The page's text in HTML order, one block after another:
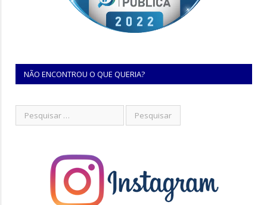
NÃO ENCONTROU O QUE QUERIA?